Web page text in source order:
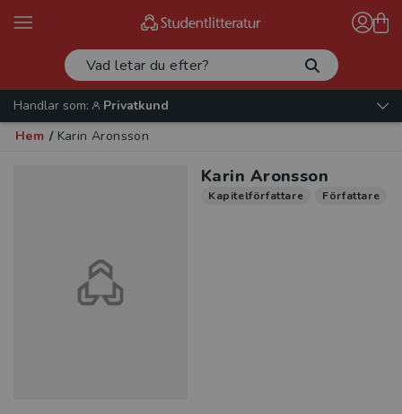
Handlar som:
Privatkund
Hem / Karin Aronsson
Karin Aronsson
Kapitelförfattare Författare